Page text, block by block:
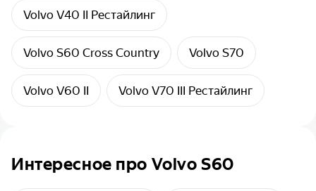
Volvo V40 II Рестайлинг
Volvo S60 Cross Country Volvo S70
Volvo V60 II Volvo V70 III Рестайлинг
Интересное про Volvo S60